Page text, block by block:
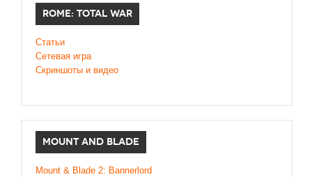
ROME: TOTAL WAR
Статьи
Сетевая игра
Скриншоты и видео
MOUNT AND BLADE
Mount & Blade 2: Bannerlord